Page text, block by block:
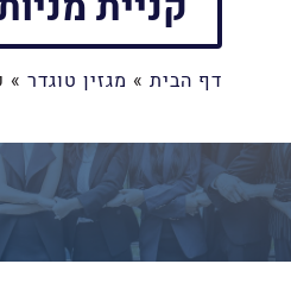
דף הבית » מגזין טוגדר »